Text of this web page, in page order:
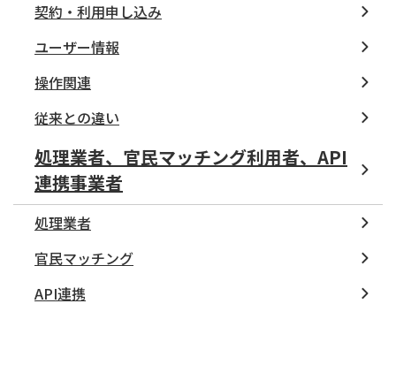
契約・利用申し込み
ユーザー情報
操作関連
従来との違い
処理業者、官民マッチング利用者、API
連携事業者
処理業者
官民マッチング
API連携